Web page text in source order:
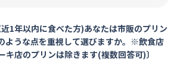
近1年以内に食べた方)あなたは市販のプリン
ような点を重視して選びますか。※飲食店
キ店のプリンは除きます(複数回答可)〕